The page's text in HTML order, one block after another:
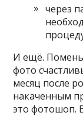
через
И ещё.
фото
месяц после
накаченным
это фотошоп.